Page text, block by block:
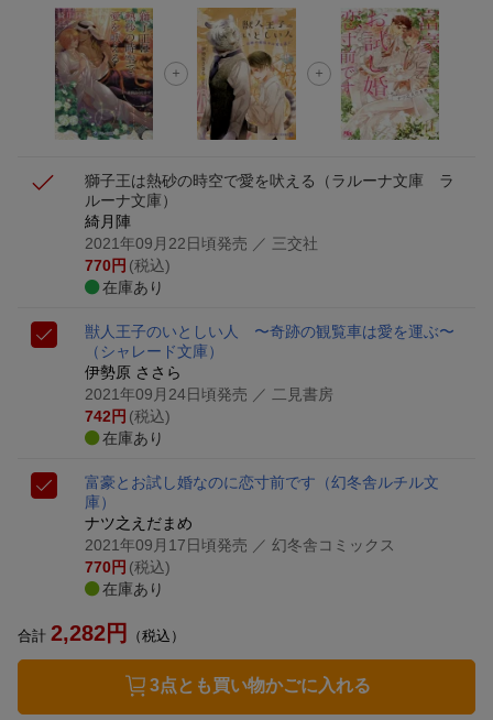
エントリー＆3,000円以上購入で無料データSIM（3GB/月プ
ラン）が当たる！
楽天モバイル紹介キャンペーンの拡散で300円OFFクーポン
進呈
獅子王は熱砂の時空で愛を吠える
（ラルーナ文庫 ラ
ルーナ文庫）
綺月陣
2021年09月22日頃発売 ／ 三交社
770円 (税込)
在庫あり
獣人王子のいとしい人 〜奇跡の観覧車は愛を運ぶ〜
（シャレード文庫）
伊勢原 ささら
2021年09月24日頃発売 ／ 二見書房
742 円 (税込)
在庫あり
富豪とお試し婚なのに恋寸前です （幻冬舎ルチル文
庫）
ナツ之えだまめ
2021年09月17日頃発売 ／ 幻冬舎コミックス
770円 (税込)
在庫あり
合計 2,282円 （税込）
3点とも買い物かごに入れる